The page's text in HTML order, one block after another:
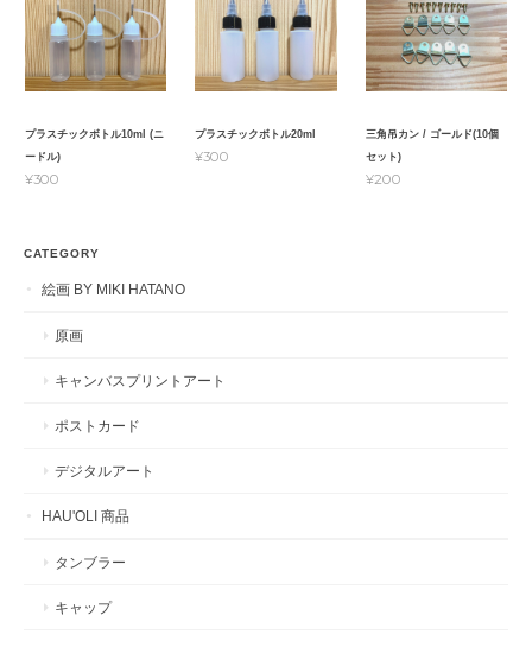
プラスチックボトル10ml (ニ
ードル)
¥300
プラスチックボトル20ml
¥300
三角吊カン / ゴールド(10個
セット)
¥200
CATEGORY
絵画 BY MIKI HATANO
原画
キャンバスプリントアート
ポストカード
デジタルアート
HAU'OLI 商品
タンブラー
キャップ